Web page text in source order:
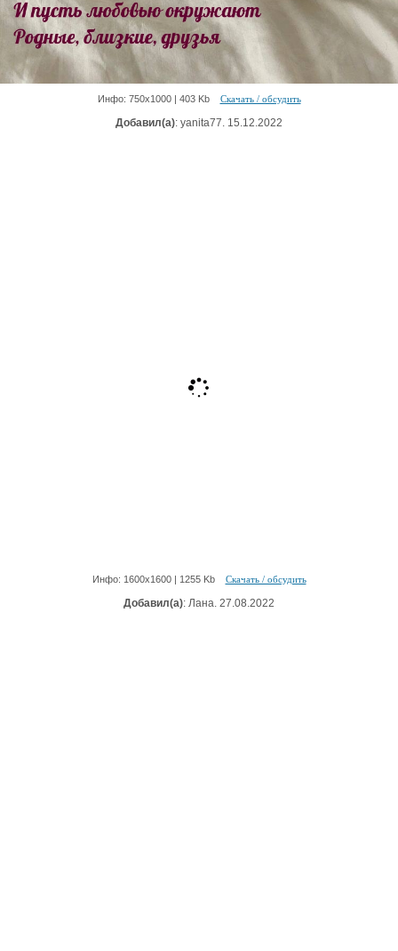
Инфо: 750х1000 | 403 Kb Скачать / обсудить
Добавил(а): yanita77. 15.12.2022
Инфо: 1600х1600 | 1255 Kb Скачать / обсудить
Добавил(а): Лана. 27.08.2022